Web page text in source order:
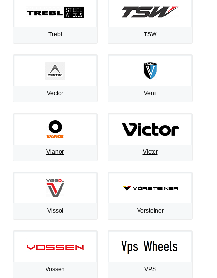
Trebl TSW
Vector Venti
Vianor Victor
Vissol Vorsteiner
Vossen VPS